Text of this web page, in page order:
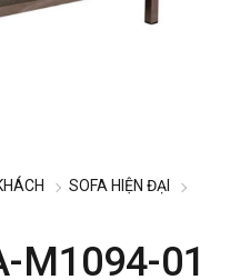
SOFA HIỆN ĐẠI
M1094-01